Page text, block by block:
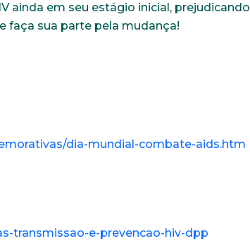
ainda em seu estágio inicial, prejudicando
faça sua parte pela mudança!
dia-mundial-combate-aids.htm
transmissao-e-prevencao-hiv-dpp